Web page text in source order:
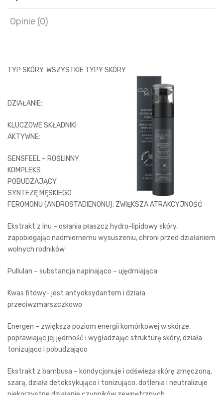
Opinie (0)
TYP SKÓRY: WSZYSTKIE TYPY SKÓRY
DZIAŁANIE:
KLUCZOWE SKŁADNIKI
AKTYWNE:
SENSFEEL – ROŚLINNY
KOMPLEKS
POBUDZAJĄCY
SYNTEZĘ MĘSKIEGO
FEROMONU (ANDROSTADIENONU), ZWIĘKSZA ATRAKCYJNOŚĆ
Ekstrakt z lnu – osłania płaszcz hydro-lipidowy skóry,
zapobiegając nadmiernemu wysuszeniu, chroni przed działaniem
wolnych rodników
Pullulan – substancja napinająco – ujędrniająca
Kwas fitowy- jest antyoksydantem i działa
przeciwzmarszczkowo
Energen – zwiększa poziom energii komórkowej w skórze,
poprawiając jej jędrność i wygładzając strukturę skóry, działa
tonizująco i pobudzająco
Ekstrakt z bambusa – kondycjonuje i odświeża skórę zmęczoną,
szarą, działa detoksykująco i tonizująco, dotlenia i neutralizuje